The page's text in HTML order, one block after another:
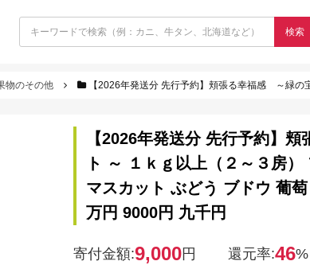
検索
物のその他 【2026年発送分 先行予約】頬張る幸福感 ～緑の宝石・ シャインマスカット ～ １ｋｇ以上（２
【2026年発送分 先行予約】
ト ～ １ｋｇ以上（２～３房
マスカット ぶどう ブドウ 葡
万円 9000円 九千円
寄付金額:9,000円 還元率:46%